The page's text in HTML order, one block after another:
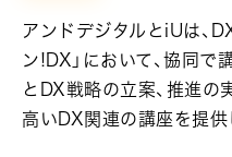
アンドデジタルとiUは、
ン!DX」において、協同
とDX戦略の立案、推進
高いDX関連の講座を提供